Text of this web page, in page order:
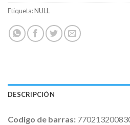
Etiqueta:NULL
DESCRIPCIÓN
Codigo de barras: